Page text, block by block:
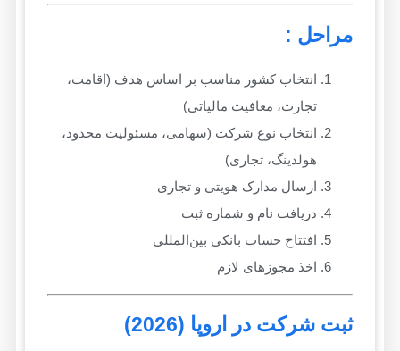
مراحل :
انتخاب کشور مناسب بر اساس هدف (اقامت،
تجارت، معافیت مالیاتی)
انتخاب نوع شرکت (سهامی، مسئولیت محدود،
هولدینگ، تجاری)
ارسال مدارک هویتی و تجاری
دریافت نام و شماره ثبت
افتتاح حساب بانکی بین‌المللی
اخذ مجوزهای لازم
ثبت شرکت در اروپا (2026)